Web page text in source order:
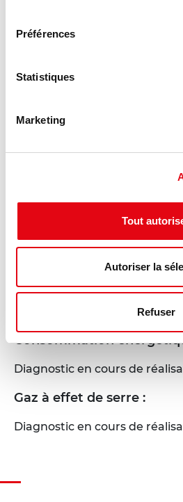
Préférences
Statistiques
Marketing
Tout
Autoriser la
Refuser
Consommation
Diagnostic en cours de
Gaz à effet de serre :
Diagnostic en cours de